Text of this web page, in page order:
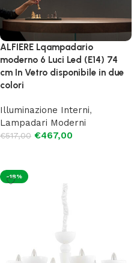
ALFIERE Lqampadario
moderno 6 Luci Led (E14) 74
cm In Vetro disponibile in due
colori
Illuminazione Interni,
Lampadari Moderni
€517,00 €467,00
-18%